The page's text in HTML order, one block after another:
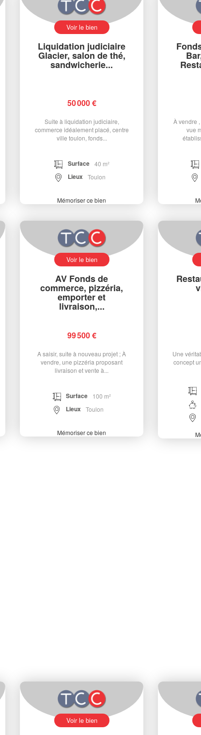
Voir le bien
Liquidation judiciaire
Glacier, salon de thé,
sandwicherie...
50 000 €
Suite à liquidation judiciaire,
commerce idéalement placé, centre
ville toulon, fonds...
Surface 40 m²
Lieux Toulon
Mémoriser ce bien
À vendre
vue
Voir le bien
AV Fonds de
commerce, pizzéria,
emporter et
livraison,...
99 500 €
A saisir, suite à nouveau projet ; À
vendre, une pizzéria proposant
livraison et vente à...
Surface 100 m²
Lieux Toulon
Mémoriser ce bien
Une
concept
Voir le bien